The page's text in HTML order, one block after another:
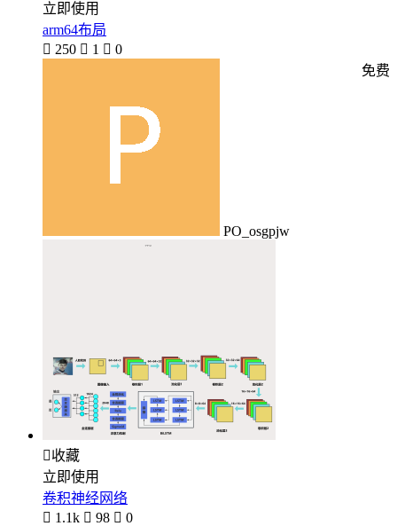
立即使用
arm64布局
 250  1  0
PO_osgpjw
免费
收藏
立即使用
卷积神经网络
 1.1k  98  0